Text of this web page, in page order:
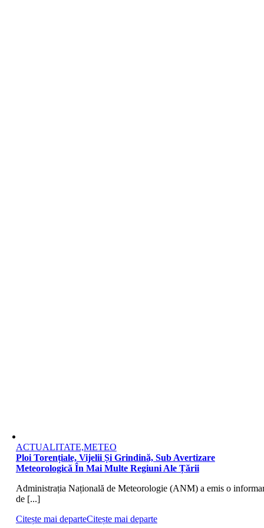
ACTUALITATE,METEO
Ploi Torențiale, Vijelii Și Grindină, Sub Avertizare
Meteorologică În Mai Multe Regiuni Ale Țării
Administrația Națională de Meteorologie (ANM) a emis o
de [...]
Citește mai departeCitește mai departe